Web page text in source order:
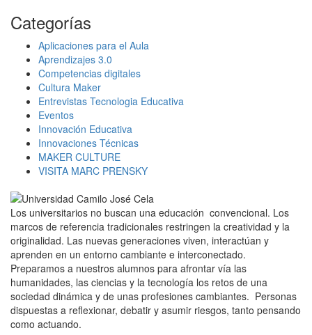
Categorías
Aplicaciones para el Aula
Aprendizajes 3.0
Competencias digitales
Cultura Maker
Entrevistas Tecnologia Educativa
Eventos
Innovación Educativa
Innovaciones Técnicas
MAKER CULTURE
VISITA MARC PRENSKY
Los universitarios no buscan una educación convencional. Los
marcos de referencia tradicionales restringen la creatividad y la
originalidad. Las nuevas generaciones viven, interactúan y
aprenden en un entorno cambiante e interconectado.
Preparamos a nuestros alumnos para afrontar vía las
humanidades, las ciencias y la tecnología los retos de una
sociedad dinámica y de unas profesiones cambiantes. Personas
dispuestas a reflexionar, debatir y asumir riesgos, tanto pensando
como actuando.